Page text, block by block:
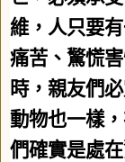
維，人只要
痛苦、驚慌
時，親友們
動物也一樣
們確實是處